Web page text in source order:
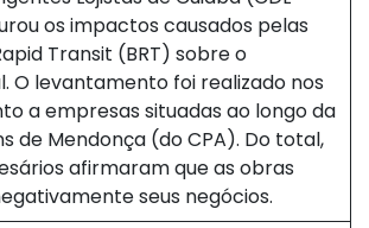
os impactos causados pelas
Transit (BRT) sobre o
O levantamento foi realizado nos
a empresas situadas ao longo da
de Mendonça (do CPA). Do total,
afirmaram que as obras
seus negócios.